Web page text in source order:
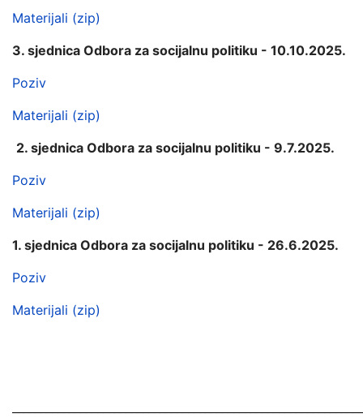
Materijali (zip)
3. sjednica Odbora za socijalnu politiku - 10.10.2025.
Poziv
Materijali (zip)
2. sjednica Odbora za socijalnu politiku - 9.7.2025.
Poziv
Materijali (zip)
1. sjednica Odbora za socijalnu politiku - 26.6.2025.
Poziv
Materijali (zip)